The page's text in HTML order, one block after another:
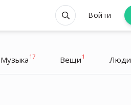
Войти
Музыка 17 Вещи 1 Люди